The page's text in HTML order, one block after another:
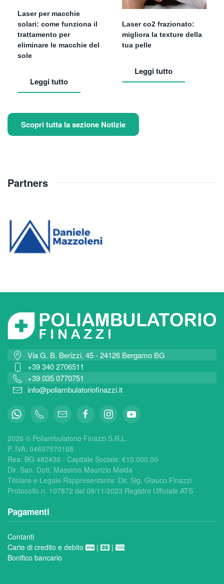
Laser per macchie
solari: come funziona il
trattamento per
eliminare le macchie del
sole
Leggi tutto
Laser co2 frazionato:
migliora la texture della
tua pelle
Leggi tutto
Scopri tutta la sezione Notizie
Partners
Via G. B. Berizzi, 45 - 24126 Bergamo BG
+39 340 2706511
+39 035 0770751
info@poliambulatoriofinazzi.it
2026 © Poliambulatorio Finazzi S.R.L.
P. IVA: 04697570168
Rea: BG 482438 - Capitale Sociale: €10.000,00
Dir. San. Dott. Massimo Maurizio Maida
Titolare e Legale Rappresentante: Dir. Sig. Glauco Finazzi
Protocollo n. 107872 del 08/11/2023 Registro Ufficiale ATS
Pagamenti
Contanti
Carte di credito e debito
|
|
Bonifico bancario